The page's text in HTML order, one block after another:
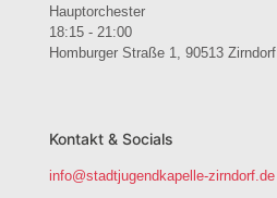
Hauptorchester
18:15 - 21:00
Homburger Straße 1, 90513 Zirndorf
Kontakt & Socials
info@stadtjugendkapelle-zirndorf.de